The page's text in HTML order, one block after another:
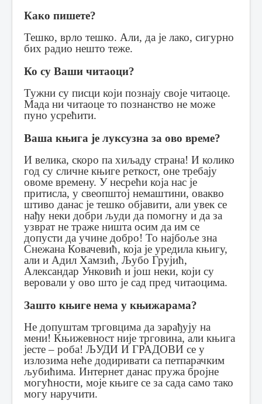
Како пишете?
Тешко, врло тешко. Али, да је лако, сигурно
бих радио нешто теже.
Ко су Ваши читаоци?
Тужни су писци који познају своје читаоце.
Мада ни читаоце то познанство не може
пуно усрећити.
Ваша књига је луксузна за ово време?
И велика, скоро па хиљаду страна! И колико
год су сличне књиге реткост, оне требају
овоме времену. У несрећи која нас је
притисла, у свеопштој немаштини, овакво
штиво данас је тешко објавити, али увек се
нађу неки добри људи да помогну и да за
узврат не траже ништа осим да им се
допусти да учине добро! То најбоље зна
Снежана Ковачевић, која је уредила књигу,
али и Адил Хамзић, Љубо Грујић,
Александар Унковић и још неки, који су
веровали у ово што је сад пред читаоцима.
Зашто књиге нема у књижарама?
Не допуштам трговцима да зарађују на
мени! Књижевност није трговина, али књига
јесте – роба! ЉУДИ И ГРАДОВИ се у
излозима неће додиривати са петпарачким
љубићима. Интернет данас пружа бројне
могућности, моје књиге се за сада само тако
могу наручити.